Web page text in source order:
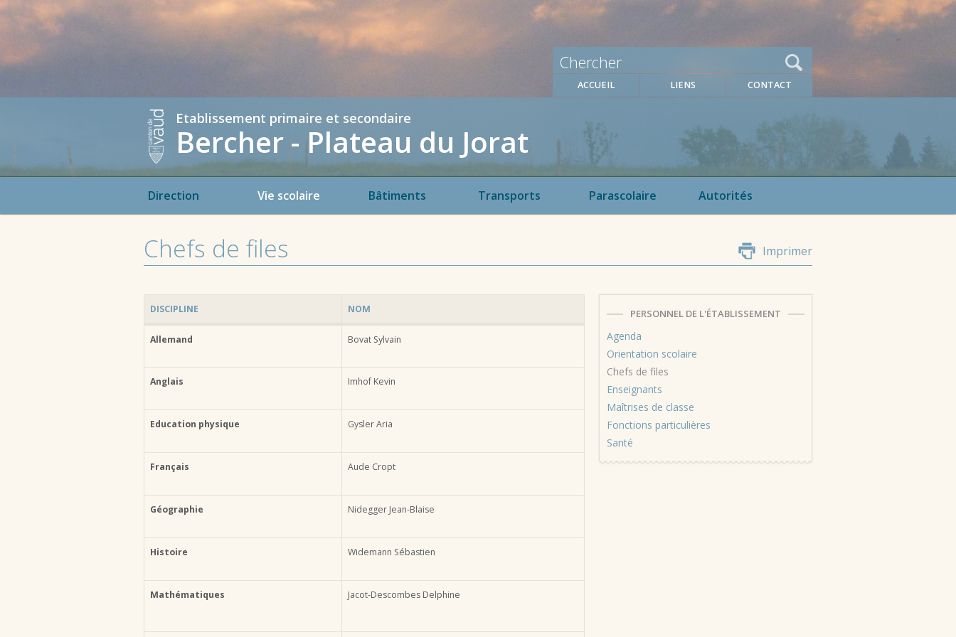
ACCUEIL LIENS CONTACT
Etablissement primaire et secondaire
Bercher - Plateau du Jorat
Direction Vie scolaire Bâtiments Transports Parascolaire Autorités
Chefs de files Imprimer
DISCIPLINE NOM
Allemand Bovat Sylvain
Anglais Imhof Kevin
Education physique Gysler Aria
Français Aude Cropt
Géographie Nidegger Jean-Blaise
Histoire Widemann Sébastien
Mathématiques Jacot-Descombes Delphine
PERSONNEL DE L'ÉTABLISSEMENT
Agenda
Orientation scolaire
Chefs de files
Enseignants
Maîtrises de classe
Fonctions particulières
Santé